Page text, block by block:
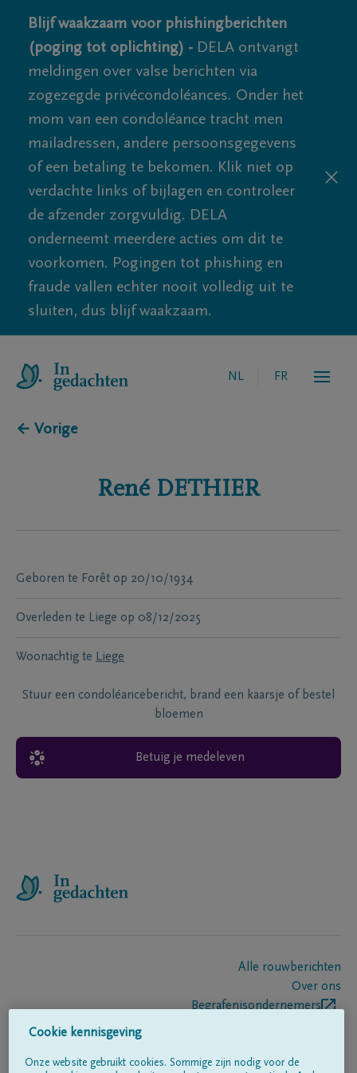
Blijf waakzaam voor phishingberichten
(poging tot oplichting) - DELA ontvangt
meldingen over valse berichten via
zogezegde privécondoléances. Onder het
mom van een condoléance tracht men
mailadressen, andere persoonsgegevens
of een betaling te bekomen. Klik niet op
verdachte links of bijlagen en controleer
de afzender zorgvuldig. DELA
onderneemt meerdere acties om dit te
voorkomen. Pogingen tot phishing en
fraude vallen echter nooit volledig uit te
sluiten, dus blijf waakzaam.
NL FR
← Vorige
René DETHIER
Geboren te Forêt op 20/10/1934
Overleden te Liege op 08/12/2025
Woonachtig te Liege
Stuur een condoléancebericht, brand een kaarsje of bestel
bloemen
Betuig je medeleven
Alle rouwberichten
Over ons
Begrafenisondernemers
Cookie kennisgeving
Onze website gebruikt cookies. Sommige zijn nodig voor de